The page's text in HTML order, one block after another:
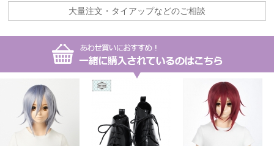
大量注文・タイアップなどのご相談